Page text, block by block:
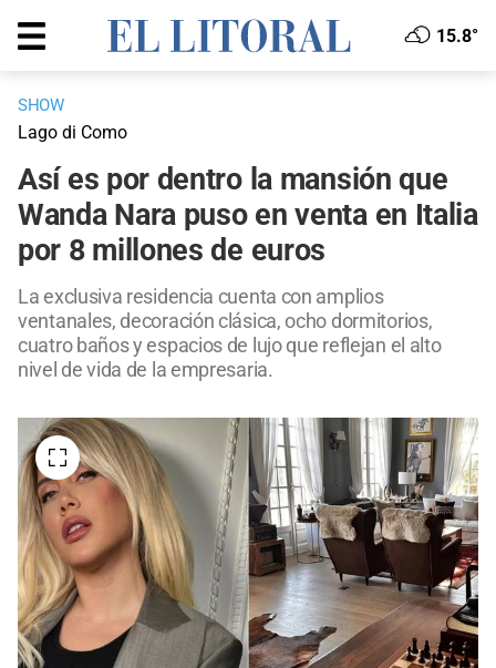
15.8°
SHOW
Lago di Como
Así es por dentro la mansión que
Wanda Nara puso en venta en Italia
por 8 millones de euros
La exclusiva residencia cuenta con amplios
ventanales, decoración clásica, ocho dormitorios,
cuatro baños y espacios de lujo que reflejan el alto
nivel de vida de la empresaria.